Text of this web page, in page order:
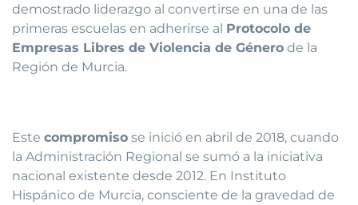
demostrado liderazgo al convertirse en una de las
primeras escuelas en adherirse al Protocolo de
Empresas Libres de Violencia de Género de la
Región de Murcia.
Este compromiso se inició en abril de 2018, cuando
la Administración Regional se sumó a la iniciativa
nacional existente desde 2012. En Instituto
Hispánico de Murcia, consciente de la gravedad de